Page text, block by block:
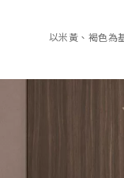
以米黃、褐色為